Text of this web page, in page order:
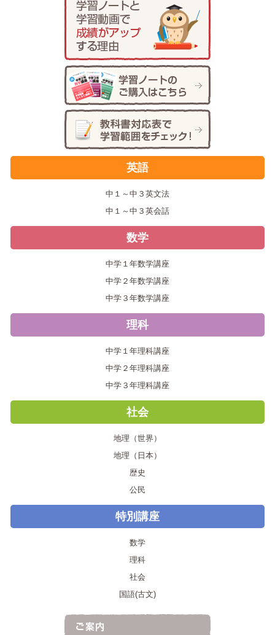
英語
中１～中３英文法
中１～中３英会話
数学
中学１年数学講座
中学２年数学講座
中学３年数学講座
理科
中学１年理科講座
中学２年理科講座
中学３年理科講座
社会
地理（世界）
地理（日本）
歴史
公民
特別講座
数学
理科
社会
国語(古文)